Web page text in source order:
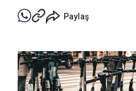
Paylaş